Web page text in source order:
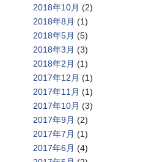
2018年10月 (2)
2018年8月 (1)
2018年5月 (5)
2018年3月 (3)
2018年2月 (1)
2017年12月 (1)
2017年11月 (1)
2017年10月 (3)
2017年9月 (2)
2017年7月 (1)
2017年6月 (4)